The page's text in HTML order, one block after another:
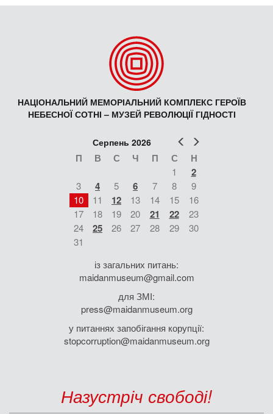
НАЦІОНАЛЬНИЙ МЕМОРІАЛЬНИЙ КОМПЛЕКС ГЕРОЇВ
НЕБЕСНОЇ СОТНІ – МУЗЕЙ РЕВОЛЮЦІЇ ГІДНОСТІ
Попер
Серпень 2026
П В С Ч П С Н
1 2
3 4 5 6 7 8
9
10
11 12 13 14 15
16
17
18 19 20 21 22
23
24
25 26 27 28 29
30
31
із загальних питань:
maidanmuseum@gmail.com
для ЗМІ:
press@maidanmuseum.org
у питаннях запобігання корупції:
stopcorruption@maidanmuseum.org
Назустріч свободі!